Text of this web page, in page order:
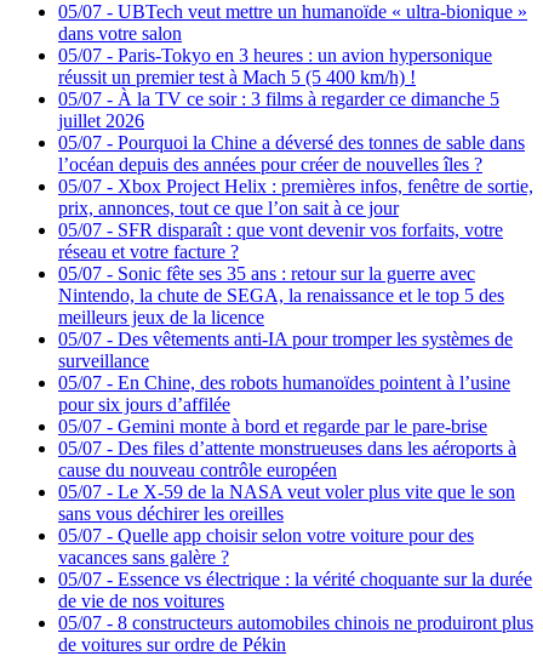
05/07 - UBTech veut mettre un humanoïde « ultra-bionique »
dans votre salon
05/07 - Paris-Tokyo en 3 heures : un avion hypersonique
réussit un premier test à Mach 5 (5 400 km/h) !
05/07 - À la TV ce soir : 3 films à regarder ce dimanche 5
juillet 2026
05/07 - Pourquoi la Chine a déversé des tonnes de sable dans
l’océan depuis des années pour créer de nouvelles îles ?
05/07 - Xbox Project Helix : premières infos, fenêtre de sortie,
prix, annonces, tout ce que l’on sait à ce jour
05/07 - SFR disparaît : que vont devenir vos forfaits, votre
réseau et votre facture ?
05/07 - Sonic fête ses 35 ans : retour sur la guerre avec
Nintendo, la chute de SEGA, la renaissance et le top 5 des
meilleurs jeux de la licence
05/07 - Des vêtements anti-IA pour tromper les systèmes de
surveillance
05/07 - En Chine, des robots humanoïdes pointent à l’usine
pour six jours d’affilée
05/07 - Gemini monte à bord et regarde par le pare-brise
05/07 - Des files d’attente monstrueuses dans les aéroports à
cause du nouveau contrôle européen
05/07 - Le X-59 de la NASA veut voler plus vite que le son
sans vous déchirer les oreilles
05/07 - Quelle app choisir selon votre voiture pour des
vacances sans galère ?
05/07 - Essence vs électrique : la vérité choquante sur la durée
de vie de nos voitures
05/07 - 8 constructeurs automobiles chinois ne produiront plus
de voitures sur ordre de Pékin